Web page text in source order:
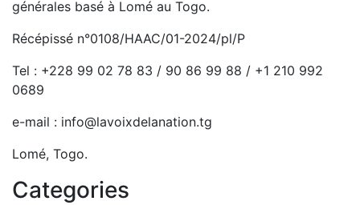
générales basé à Lomé au Togo.
Récépissé n°0108/HAAC/01-2024/pl/P
Tel : +228 99 02 78 83 / 90 86 99 88 / +1 210 992
0689
e-mail : info@lavoixdelanation.tg
Lomé, Togo.
Categories